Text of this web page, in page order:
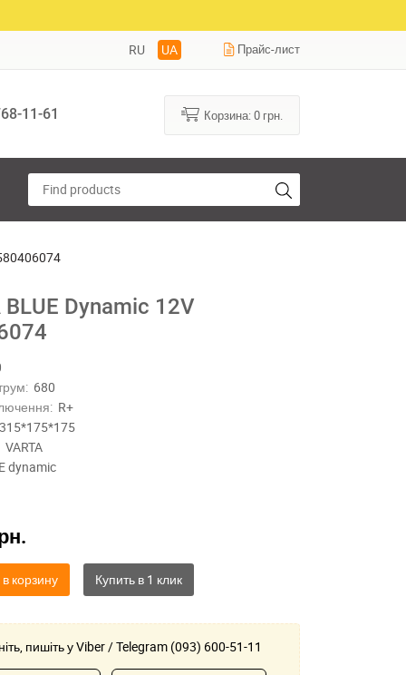
RU UA Прайс-лист
11-61 Корзина:0 грн.
BLUE Dynamic 12V
680
R+
315*175*175
VARTA
dynamic
корзину
пишіть у Viber / Telegram (093) 600-51-11